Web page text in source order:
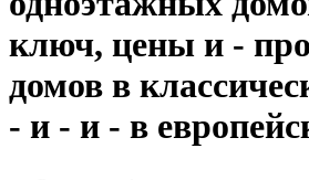
ключ, цены и -
домов в
- и - и - в